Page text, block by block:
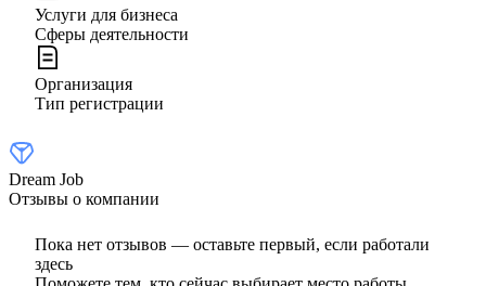
Услуги для бизнеса
Сферы деятельности
Организация
Тип регистрации
Dream Job
Отзывы о компании
Пока нет отзывов — оставьте первый, если работали
здесь